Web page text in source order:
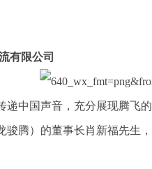
有限公司
递中国声音，充分展现腾飞
骏腾）的董事长肖新福先生